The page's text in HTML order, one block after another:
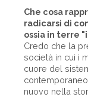
Che cosa
radicarsi di
ossia in terre
Credo che la
società in cui i
cuore del
nuovo nella